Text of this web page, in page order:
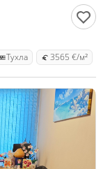
Тухла 3565 €/м²